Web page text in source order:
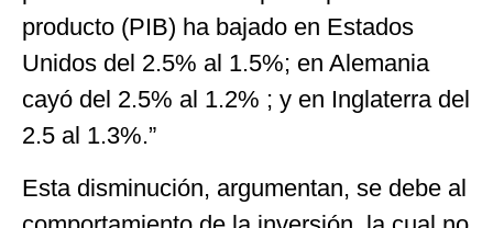
producto (PIB) ha bajado en Estados
Unidos del 2.5% al 1.5%; en Alemania
cayó del 2.5% al 1.2% ; y en Inglaterra del
2.5 al 1.3%.”
Esta disminución, argumentan, se debe al